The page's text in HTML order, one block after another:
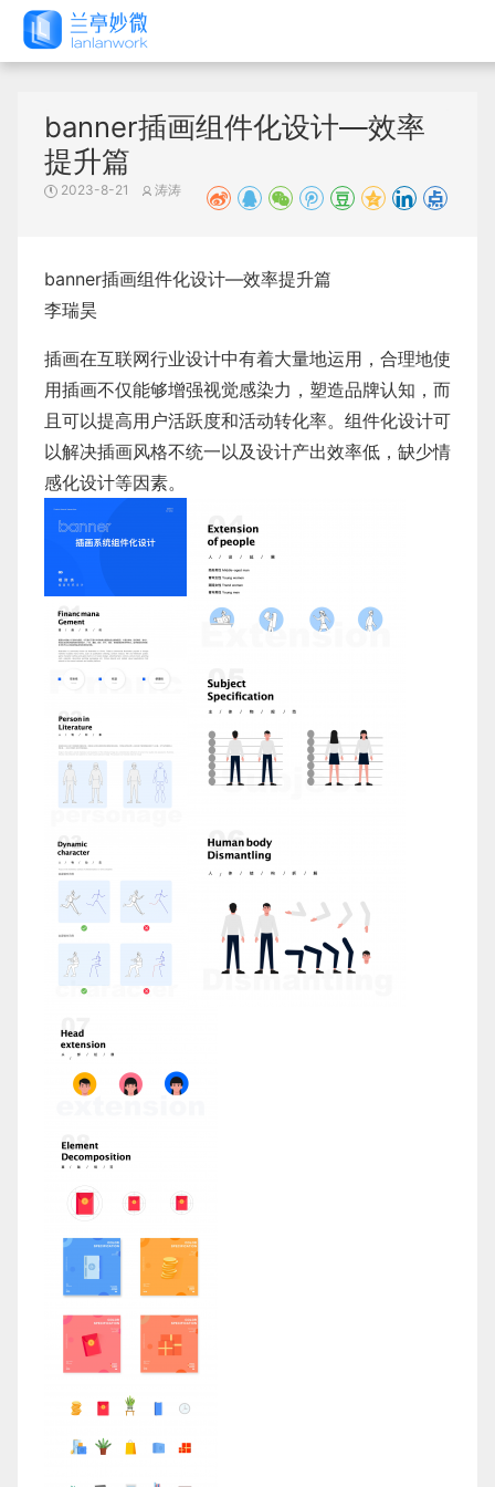
banner插画组件化设计—效率
提升篇
2023-8-21 涛涛
banner插画组件化设计—效率提升篇
李瑞昊
插画在互联网行业设计中有着大量地运用，合理地使
用插画不仅能够增强视觉感染力，塑造品牌认知，而
且可以提高用户活跃度和活动转化率。组件化设计可
以解决插画风格不统一以及设计产出效率低，缺少情
感化设计等因素。